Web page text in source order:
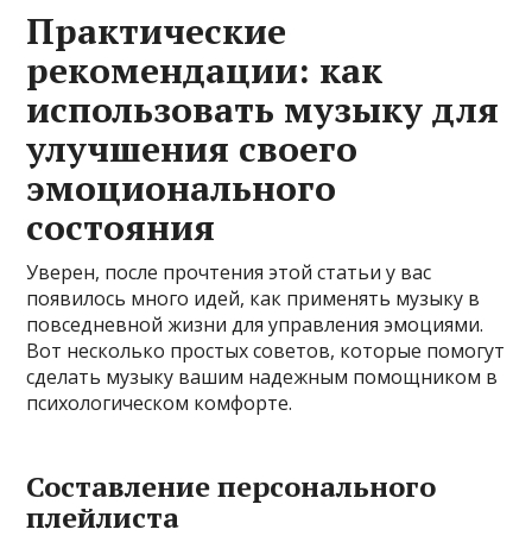
Практические
рекомендации: как
использовать музыку для
улучшения своего
эмоционального
состояния
Уверен, после прочтения этой статьи у вас
появилось много идей, как применять музыку в
повседневной жизни для управления эмоциями.
Вот несколько простых советов, которые помогут
сделать музыку вашим надежным помощником в
психологическом комфорте.
Составление персонального
плейлиста